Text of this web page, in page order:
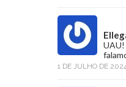
UAU!
1 DE JULHO DE